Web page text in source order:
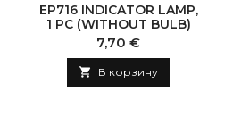
EP716 INDICATOR LAMP,
1 PC (WITHOUT BULB)
Цена
7,70 €
 В корзину